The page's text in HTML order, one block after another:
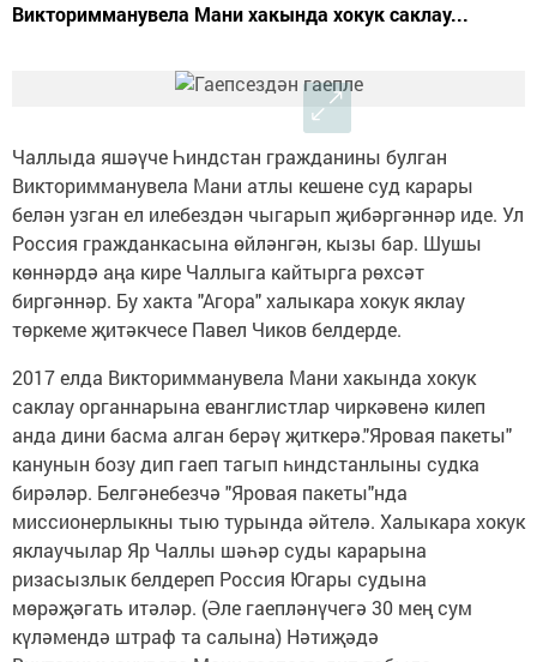
Викторимманувела Мани хакында хокук саклау...
Чаллыда яшәүче Һиндстан гражданины булган
Викторимманувела Мани атлы кешене суд карары
белән узган ел илебездән чыгарып җибәргәннәр иде. Ул
Россия гражданкасына өйләнгән, кызы бар. Шушы
көннәрдә аңа кире Чаллыга кайтырга рөхсәт
биргәннәр. Бу хакта "Агора" халыкара хокук яклау
төркеме җитәкчесе Павел Чиков белдерде.
2017 елда Викторимманувела Мани хакында хокук
саклау органнарына еванглистлар чиркәвенә килеп
анда дини басма алган берәү җиткерә."Яровая пакеты"
канунын бозу дип гаеп тагып һиндстанлыны судка
бирәләр. Белгәнебезчә "Яровая пакеты"нда
миссионерлыкны тыю турында әйтелә. Халыкара хокук
яклаучылар Яр Чаллы шәһәр суды карарына
ризасызлык белдереп Россия Югары судына
мөрәҗәгать итәләр. (Әле гаепләнүчегә 30 мең сум
күләмендә штраф та салына) Нәтиҗәдә